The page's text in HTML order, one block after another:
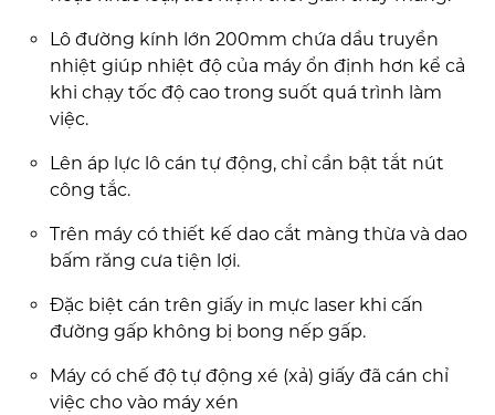
Lô đường kính lớn 200mm chứa dầu truyền
nhiệt giúp nhiệt độ của máy ổn định hơn kể cả
khi chạy tốc độ cao trong suốt quá trình làm
việc.
Lên áp lực lô cán tự động, chỉ cần bật tắt nút
công tắc.
Trên máy có thiết kế dao cắt màng thừa và dao
bấm răng cưa tiện lợi.
Đặc biệt cán trên giấy in mực laser khi cấn
đường gấp không bị bong nếp gấp.
Máy có chế độ tự động xé (xả) giấy đã cán chỉ
việc cho vào máy xén